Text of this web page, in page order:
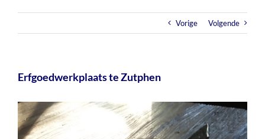
Vorige Volgende
Erfgoedwerkplaats te Zutphen
Bekijk
grotere
afbeelding